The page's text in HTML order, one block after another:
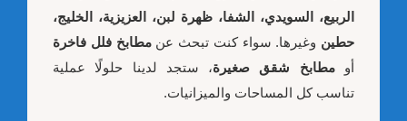
الربيع، السويدي، الشفا، ظهرة لبن، العزيزية، الخليج،
حطين وغيرها. سواء كنت تبحث عنمطابخ فلل فاخرة
أومطابخ شقق صغيرة، ستجد لدينا حلولًا عملية
تناسب كل المساحات والميزانيات.